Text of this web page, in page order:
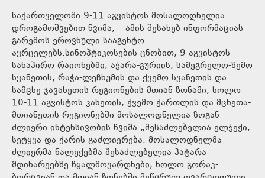
საქართველოში 9-11 აგვისტოს მოსალოდნელია
დროგამოშვებით წვიმა, – ამის შესახებ ინფორმაციას
გარემოს ეროვნული სააგენტო
ავრცელებს.სინოპტიკოსების ცნობით, 9 აგვისტოს
სანაპირო რაიონებში, აჭარა-გურიის, სამეგრელო-ზემო
სვანეთის, რაჭა-ლეჩხუმის და ქვემო სვანეთის და
სამცხე-ჯავახეთის რეგიონების მთიან ზონაში, ხოლო
10-11 აგვისტოს კახეთის, ქვემო ქართლის და მცხეთა-
მთიანეთის რეგიონებში მოსალოდნელია ზოგან
ძლიერი ინტენსივობის წვიმა.„შესაძლებელია ელჭექი,
სეტყვა და ქარის გაძლიერება. მოსალოდნელმა
ძლიერმა ნალექებმა შესაძლებელია პატარა
მდინარეებზე წყალმოვარდნები, ხოლო გორაკ-